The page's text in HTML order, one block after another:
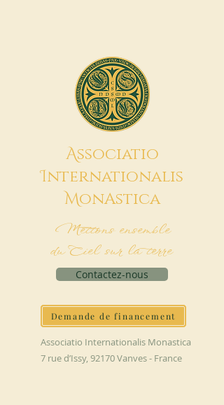
Associatio
Internationalis
MonAstica
Mettons ensemble
du Ciel sur la terre
Contactez-nous
Demande de financement
Associatio Internationalis Monastica
7 rue d’Issy, 92170 Vanves - France